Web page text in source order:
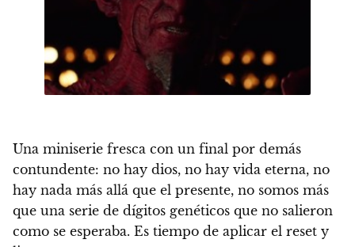
Una miniserie fresca con un final por demás
contundente: no hay dios, no hay vida eterna, no
hay nada más allá que el presente, no somos más
que una serie de dígitos genéticos que no salieron
como se esperaba. Es tiempo de aplicar el reset y